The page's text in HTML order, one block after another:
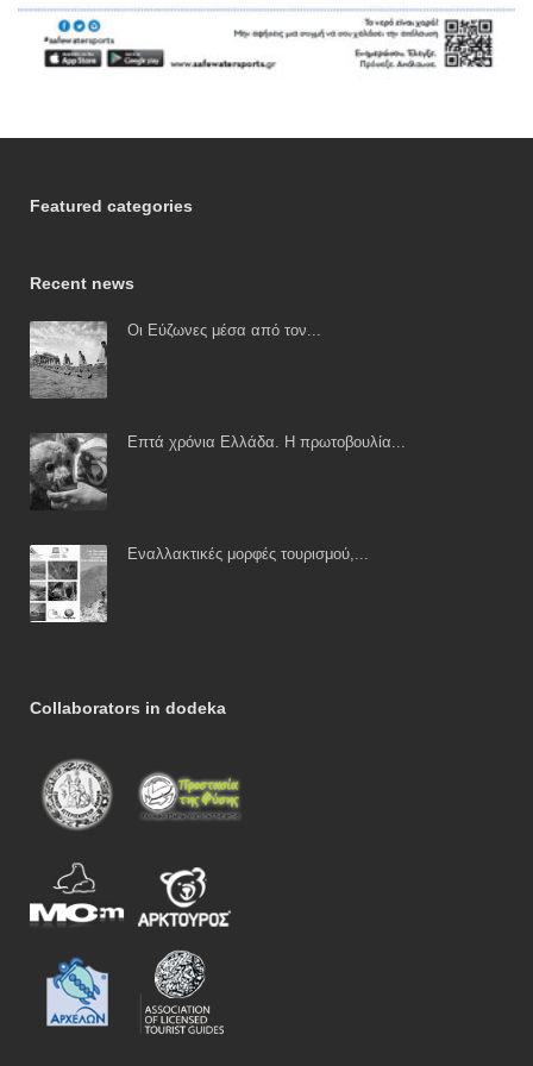
Featured categories
Recent news
Οι Εύζωνες μέσα από τον...
Επτά χρόνια Ελλάδα. Η πρωτοβουλία...
Εναλλακτικές μορφές τουρισμού,...
Collaborators in dodeka